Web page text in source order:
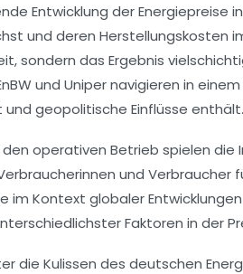
Entwicklung der Energiepreise
und deren Herstellungskosten
sondern das Ergebnis
und Unipernavigieren in
geopolitische Einflüsse enthält.
operativen Betrieb spielen
und
im Kontext globaler
Faktoren in der
die Kulissen des deutschen